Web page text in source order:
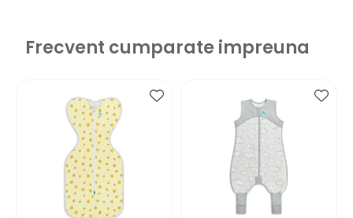
Frecvent cumparate impreuna